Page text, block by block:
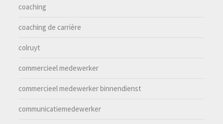
coaching
coaching de carrière
colruyt
commercieel medewerker
commercieel medewerker binnendienst
communicatiemedewerker